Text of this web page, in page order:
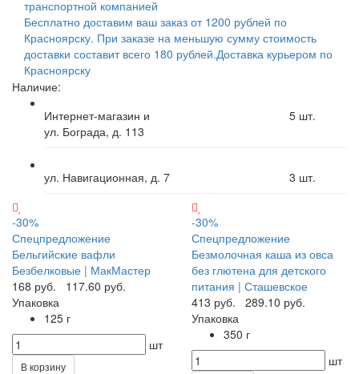
транспортной компанией
Бесплатно доставим ваш заказ от 1200 рублей по
Красноярску. При заказе на меньшую сумму стоимость
доставки составит всего 180 рублей.Доставка курьером по
Красноярску
Наличие:
Интернет-магазин и
ул. Бограда, д. 113
5 шт.
ул. Навигационная, д. 7 3 шт.
-30%
Спецпредложение
Бельгийские вафли
Безбелковые | МакМастер
168 руб.
117.60 руб.
Упаковка
125 г
шт
В корзину
-30%
Спецпредложение
Безмолочная каша из овса
без глютена для детского
питания | Сташевское
413 руб.
289.10 руб.
Упаковка
350 г
шт